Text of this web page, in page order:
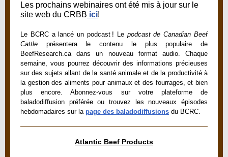
Les prochains webinaires ont été mis à jour sur le
site web du CRBB ici!
Le BCRC a lancé un podcast ! Le podcast de Canadian Beef
Cattle présentera le contenu le plus populaire de
BeefResearch.ca dans un nouveau format audio. Chaque
semaine, vous pourrez découvrir des informations précieuses
sur des sujets allant de la santé animale et de la productivité à
la gestion des aliments pour animaux et des fourrages, et bien
plus encore. Abonnez-vous sur votre plateforme de
baladodiffusion préférée ou trouvez les nouveaux épisodes
hebdomadaires sur la page des baladodiffusions du BCRC.
Atlantic Beef Products